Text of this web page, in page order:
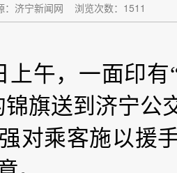
：济宁新闻网 浏览次数：1511